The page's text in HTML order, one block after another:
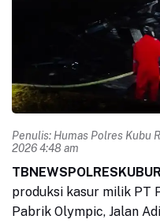
Penulis: Humas Polres Kubu
2026 4:48 am
produksi kasur milik PT
Pabrik Olympic, Jalan